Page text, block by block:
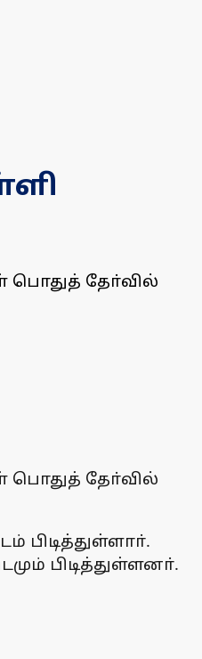
பொதுத் தோ்வில்
பொதுத் தோ்வில்
பிடித்துள்ளாா்.
பிடித்துள்ளனா்.